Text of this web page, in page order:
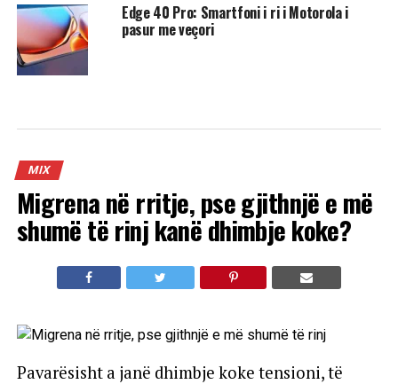
Edge 40 Pro: Smartfoni i ri i Motorola i
pasur me veçori
MIX
Migrena në rritje, pse gjithnjë e më
shumë të rinj kanë dhimbje koke?
Pavarësisht a janë dhimbje koke tensioni, të